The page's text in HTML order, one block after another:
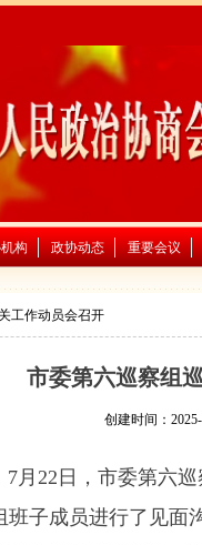
构 政协动态 重要会议
工作动员会召开
市委第六巡察组
创建时间：
22日，市委第六巡
子成员进行了见